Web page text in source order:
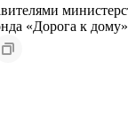
«Дорога к